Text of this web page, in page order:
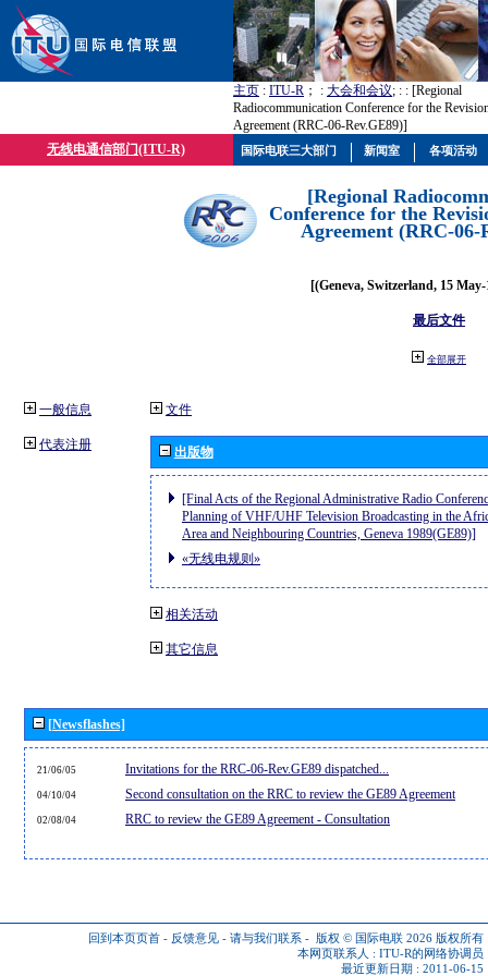
主页 : ITU-R ； : 大会和会议; : : [Regional
Radiocommunication Conference for the
Agreement (RRC-06-Rev.GE89)]
无线电通信部门(ITU-R)
[Regional
Conference for the
Agreement (RRC-06-
[(Geneva, Switzerland, 15
最后文件
全部展开
一般信息
代表注册
文件
出版物
[Final Acts of the Regional Administrative Radio
Planning of VHF/UHF Television Broadcasting in the
Area and Neighbouring Countries, Geneva 1989(GE89)]
«无线电规则»
相关活动
其它信息
[Newsflashes]
21/06/05 Invitations for the RRC-06-Rev.GE89 dispatched...
04/10/04 Second consultation on the RRC to review the GE89 Agreement
02/08/04 RRC to review the GE89 Agreement - Consultation
回到本页页首 - 反馈意见 - 请与我们联系 - 版权 © 国际电联 2026 版权所有
本网页联系人 : ITU-R的网络协调员
最近更新日期 : 2011-06-15
国际电联三大部门 新闻室 各项活动